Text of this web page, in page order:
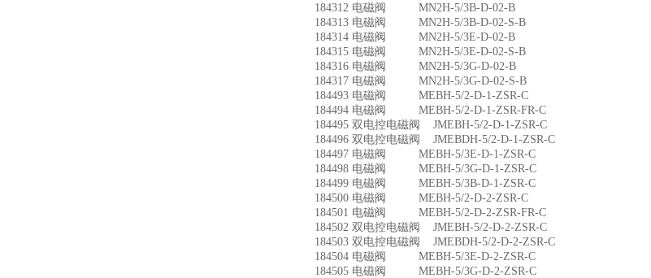
184312 电磁阀 MN2H-5/3B-D-02-B
184313 电磁阀 MN2H-5/3B-D-02-S-B
184314 电磁阀 MN2H-5/3E-D-02-B
184315 电磁阀 MN2H-5/3E-D-02-S-B
184316 电磁阀 MN2H-5/3G-D-02-B
184317 电磁阀 MN2H-5/3G-D-02-S-B
184493 电磁阀 MEBH-5/2-D-1-ZSR-C
184494 电磁阀 MEBH-5/2-D-1-ZSR-FR-C
184495 双电控电磁阀 JMEBH-5/2-D-1-ZSR-C
184496 双电控电磁阀 JMEBDH-5/2-D-1-ZSR-C
184497 电磁阀 MEBH-5/3E-D-1-ZSR-C
184498 电磁阀 MEBH-5/3G-D-1-ZSR-C
184499 电磁阀 MEBH-5/3B-D-1-ZSR-C
184500 电磁阀 MEBH-5/2-D-2-ZSR-C
184501 电磁阀 MEBH-5/2-D-2-ZSR-FR-C
184502 双电控电磁阀 JMEBH-5/2-D-2-ZSR-C
184503 双电控电磁阀 JMEBDH-5/2-D-2-ZSR-C
184504 电磁阀 MEBH-5/3E-D-2-ZSR-C
184505 电磁阀 MEBH-5/3G-D-2-ZSR-C